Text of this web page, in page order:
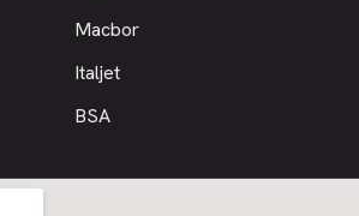
Macbor
Italjet
BSA